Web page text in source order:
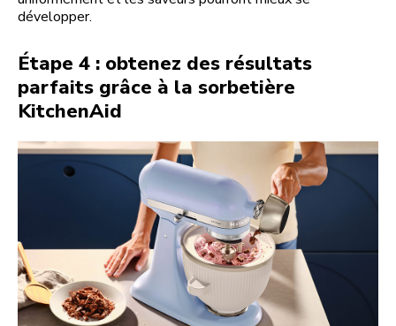
développer.
Étape 4 : obtenez des résultats
parfaits grâce à la sorbetière
KitchenAid